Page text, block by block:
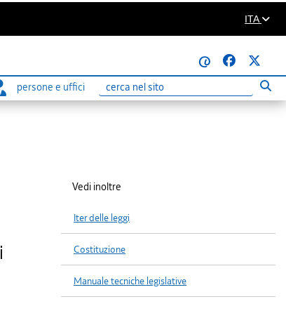
ITA
@
persone e uffici
Ricerca
Vedi inoltre
Iter delle leggi
Costituzione
Manuale tecniche legislative